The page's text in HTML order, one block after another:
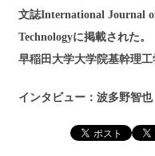
文誌International Journal
Technologyに掲載された。
早稲田大学大学院基幹理
インタビュー：波多野智